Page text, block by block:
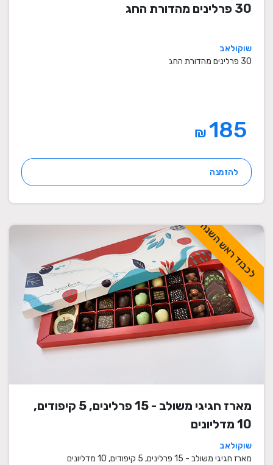
30 פרלינים מהדורת החג
שוקולאב
30 פרלינים מהדורת החג
₪
להזמנה
לכבוד ראש השנה
מארז חגיגי משולב - 15 פרלינים, 5 קיפודים,
10 מדליונים
שוקולאב
מארז חגיגי משולב - 15 פרלינים, 5 קיפודים, 10 מדליונים